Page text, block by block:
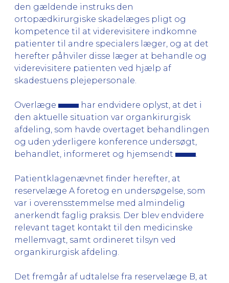
den gældende instruks den
ortopædkirurgiske skadelæges pligt og
kompetence til at viderevisitere indkomne
patienter til andre specialers læger, og at det
herefter påhviler disse læger at behandle og
viderevisitere patienten ved hjælp af
skadestuens plejepersonale.
Overlæge
har endvidere oplyst, at det i
den aktuelle situation var organkirurgisk
afdeling, som havde overtaget behandlingen
og uden yderligere konference undersøgt,
behandlet, informeret og hjemsendt
Patientklagenævnet finder herefter, at
reservelæge A foretog en undersøgelse, som
var i overensstemmelse med almindelig
anerkendt faglig praksis. Der blev endvidere
relevant taget kontakt til den medicinske
mellemvagt, samt ordineret tilsyn ved
organkirurgisk afdeling.
Det fremgår af udtalelse fra reservelæge B, at